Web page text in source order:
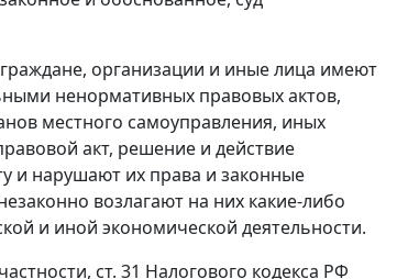
организации и иные лица имеют
ненормативных правовых актов,
местного самоуправления, иных
акт, решение и действие
и нарушают их права и законные
возлагают на них какие-либо
и иной экономической деятельности.
ст. 31 Налогового кодекса РФ